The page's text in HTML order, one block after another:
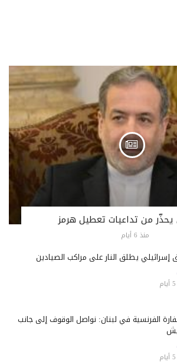
من تداعيات تعطيل هرمز
منذ 6 أيام
إسرائيلي يطلق النار على مراكب الصيادين
الفرنسية في لبنان: نواصل الوقوف إلى جانب